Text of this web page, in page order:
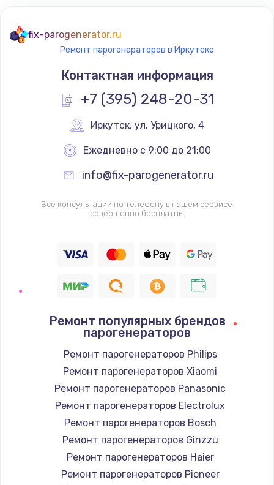
fix-parogenerator.ru
Ремонт парогенераторов в Иркутске
Контактная информация
+7 (395) 248-20-31
Иркутск, ул. Урицкого, 4
Ежедневно с 9:00 до 21:00
info@fix-parogenerator.ru
Все консультации по телефону в нашем сервисе
совершенно бесплатны
Ремонт популярных брендов
парогенераторов
Ремонт парогенераторов Philips
Ремонт парогенераторов Xiaomi
Ремонт парогенераторов Panasonic
Ремонт парогенераторов Electrolux
Ремонт парогенераторов Bosch
Ремонт парогенераторов Ginzzu
Ремонт парогенераторов Haier
Ремонт парогенераторов Pioneer